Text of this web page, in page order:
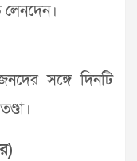
লেনদেন।
সঙ্গে দিনটি